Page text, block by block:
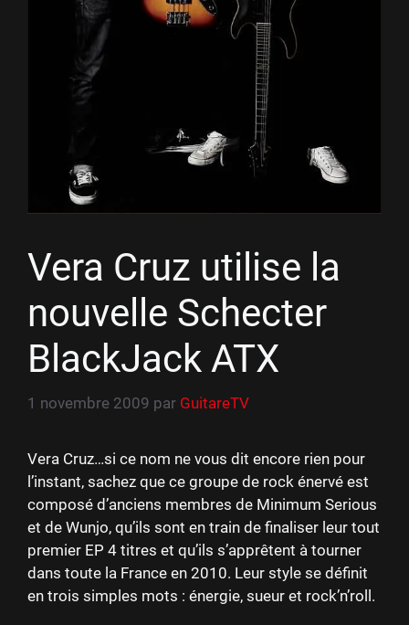
Vera Cruz utilise la
nouvelle Schecter
BlackJack ATX
1 novembre 2009 par GuitareTV
Vera Cruz…si ce nom ne vous dit encore rien pour
l’instant, sachez que ce groupe de rock énervé est
composé d’anciens membres de Minimum Serious
et de Wunjo, qu’ils sont en train de finaliser leur tout
premier EP 4 titres et qu’ils s’apprêtent à tourner
dans toute la France en 2010. Leur style se définit
en trois simples mots : énergie, sueur et rock’n’roll.